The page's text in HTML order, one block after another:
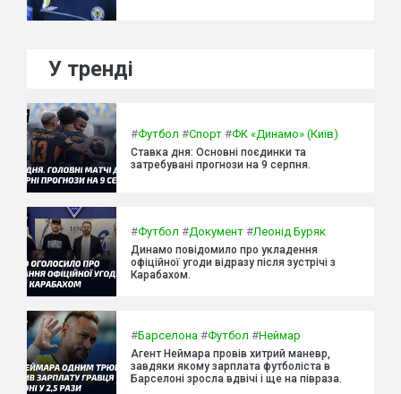
У тренді
#Футбол #Спорт #ФК «Динамо» (Київ)
Ставка дня: Основні поєдинки та
затребувані прогнози на 9 серпня.
#Футбол #Документ #Леонід Буряк
Динамо повідомило про укладення
офіційної угоди відразу після зустрічі з
Карабахом.
#Барселона #Футбол #Неймар
Агент Неймара провів хитрий маневр,
завдяки якому зарплата футболіста в
Барселоні зросла вдвічі і ще на півраза.